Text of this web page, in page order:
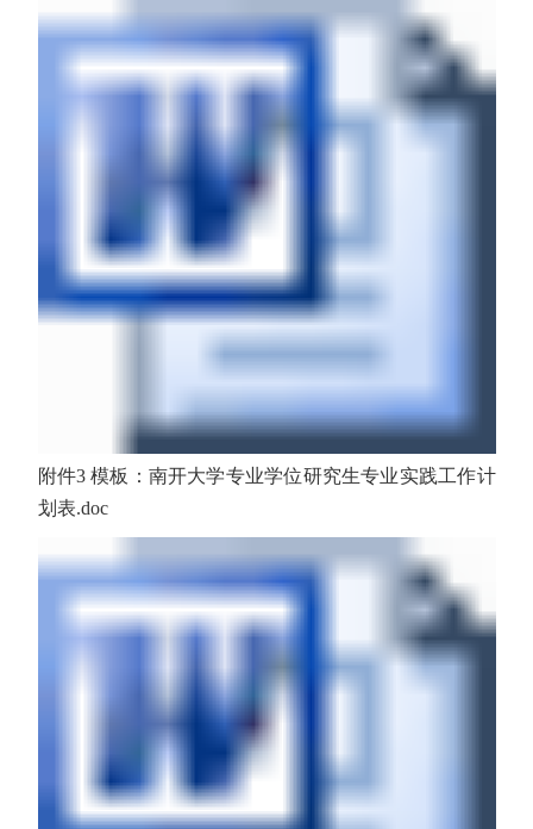
附件3 模板：南开大学专业学位研究生专业实践工作计
划表.doc